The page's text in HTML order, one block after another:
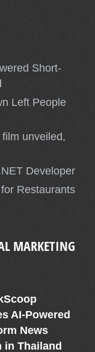
Short-
Left People
unveiled,
Developer
Restaurants
MARKETING
AI-Powered
News
in Thailand